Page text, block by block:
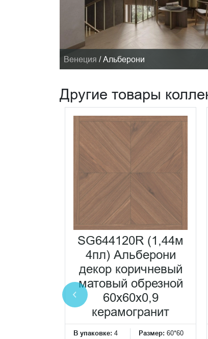
Венеция / Альберони
Другие товары
SG644120R (1,44м
4пл) Альберони
декор коричневый
матовый обрезной
60x60x0,9
керамогранит
В упаковке: 4
Размер: 60*60